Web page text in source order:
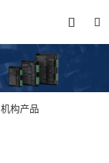


机构产品